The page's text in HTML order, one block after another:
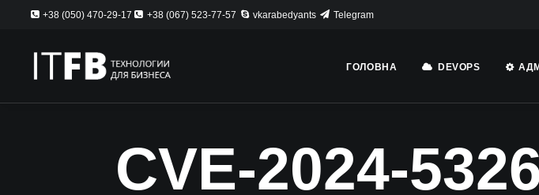
+38 (050) 470-29-17 +38 (067) 523-77-57 vkarabedyants Telegram
ГОЛОВНА DEVOPS
CVE-2024-